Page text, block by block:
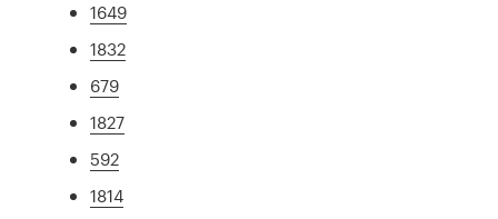
1649
1832
679
1827
592
1814